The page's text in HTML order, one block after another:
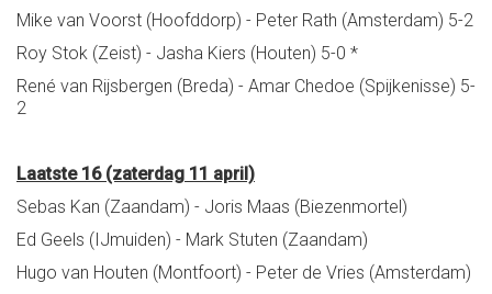
Mike van Voorst (Hoofddorp) - Peter Rath (Amsterdam) 5-2
Roy Stok (Zeist) - Jasha Kiers (Houten) 5-0 *
René van Rijsbergen (Breda) - Amar Chedoe (Spijkenisse) 5-
2
Laatste 16 (zaterdag 11 april)
Sebas Kan (Zaandam) - Joris Maas (Biezenmortel)
Ed Geels (IJmuiden) - Mark Stuten (Zaandam)
Hugo van Houten (Montfoort) - Peter de Vries (Amsterdam)